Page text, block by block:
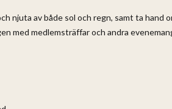
njuta av både sol och regn, samt ta hand
med medlemsträffar och andra